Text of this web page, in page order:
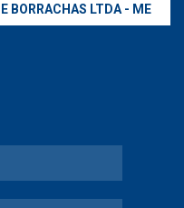
BORRACHAS LTDA - ME